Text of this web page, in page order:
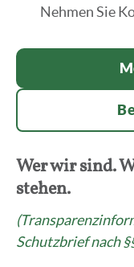
Nehmen Sie
Wer wir sind.
stehen.
Schutzbrief nach